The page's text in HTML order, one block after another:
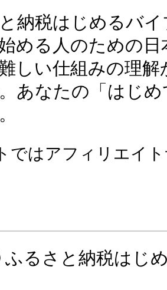
と納税はじめるバ
める人のための
しい仕組みの理
あなたの「はじ
ではアフィリエイ
るさと納税はじ